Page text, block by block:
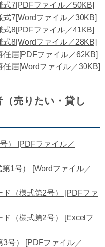
7[PDFファイル／50KB]
7[Wordファイル／30KB]
8[PDFファイル／41KB]
8[Wordファイル／28KB]
任届[PDFファイル／62KB]
届[Wordファイル／30KB]
売りたい・貸し
） [PDFファイル／
1号） [Wordファイル／
ド（様式第2号） [PDFファ
ド（様式第2号） [Excelフ
号） [PDFファイル／